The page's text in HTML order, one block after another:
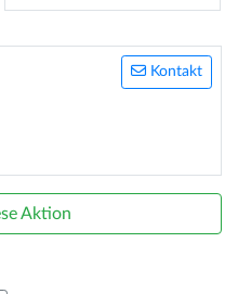
Kontakt
Aktion